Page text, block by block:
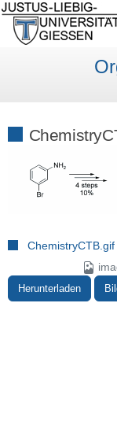
ChemistryCTB.gif
Herunterladen